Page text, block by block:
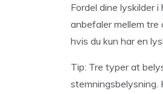
Fordel dine lyskilder
anbefaler mellem tre
hvis du kun har en
Tip: Tre typer at
stemningsbelysning.